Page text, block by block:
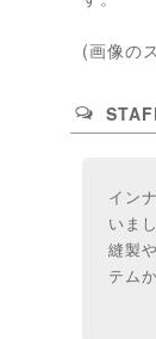
(画像の
イン
いま
縫製
テム